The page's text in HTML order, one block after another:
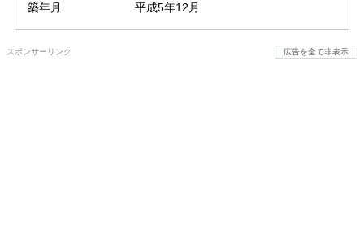
築年月 平成5年12月
スポンサーリンク 広告を全て非表示